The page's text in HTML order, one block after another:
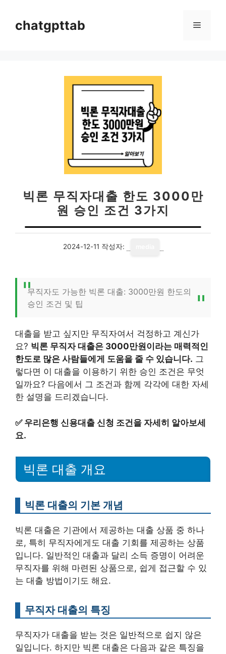
chatgpttab 메
빅론 무직자대출 한도 3000만
원 승인 조건 3가지
2024-12-11 작성자:
무직자도 가능한 빅론 대출: 3000만원 한도의
승인 조건 및 팁
대출을 받고 싶지만 무직자여서 걱정하고 계신가
요? 빅론 무직자 대출은 3000만원이라는 매력적인
한도로 많은 사람들에게 도움을 줄 수 있습니다. 그
렇다면 이 대출을 이용하기 위한 승인 조건은 무엇
일까요? 다음에서 그 조건과 함께 각각에 대한 자세
한 설명을 드리겠습니다.
✅ 우리은행 신용대출 신청 조건을 자세히 알아보세
요.
빅론 대출 개요
빅론 대출의 기본 개념
빅론 대출은 기관에서 제공하는 대출 상품 중 하나
로, 특히 무직자에게도 대출 기회를 제공하는 상품
입니다. 일반적인 대출과 달리 소득 증명이 어려운
무직자를 위해 마련된 상품으로, 쉽게 접근할 수 있
는 대출 방법이기도 해요.
무직자 대출의 특징
무직자가 대출을 받는 것은 일반적으로 쉽지 않은
일입니다. 하지만 빅론 대출은 다음과 같은 특징을